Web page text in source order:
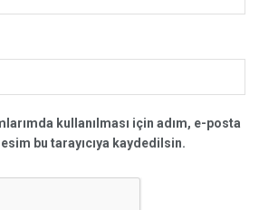
kullanılması için adım, e-posta
bu tarayıcıya kaydedilsin.